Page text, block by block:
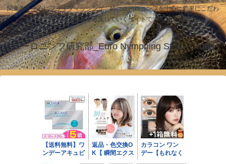
関東圏を中心にフライフィッシング、特にユーロニンフを中心に釣果にこだわ
った釣りを追及していくサイトです！
ユーロニンフ研究部_Euro Nymphing Study Group